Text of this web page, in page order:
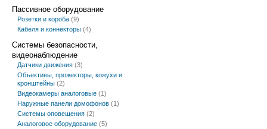
Пассивное оборудование
Розетки и короба (9)
Кабеля и коннекторы (4)
Системы безопасности,
видеонаблюдение
Датчики движения (3)
Объективы, прожекторы, кожухи и
кронштейны (2)
Видеокамеры аналоговые (1)
Наружные панели домофонов (1)
Системы оповещения (2)
Аналоговое оборудование (5)